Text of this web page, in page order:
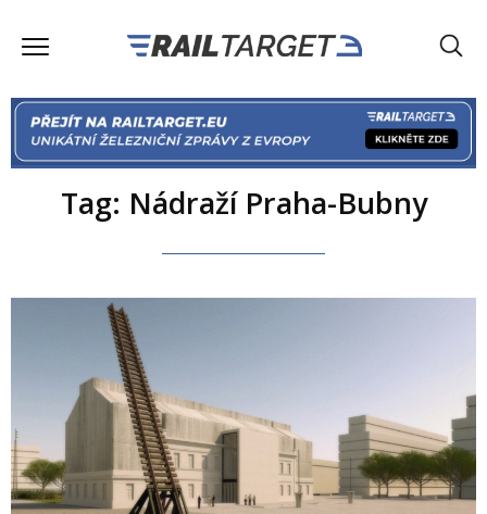
Tag: Nádraží Praha-Bubny